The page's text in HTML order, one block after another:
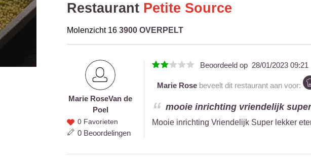
Restaurant Petite Source
Molenzicht 16 3900 OVERPELT
Marie
Rose
Van de
Poel
Marie RoseVan de
Poel
0 Favorieten
0 Beoordelingen
Beoordeeld op 28/01/2023 09:21
Marie Rose beveelt dit restaurant aan voor:
mooie inrichting vriendelijk
Mooie inrichting Vriendelijk Super lekker